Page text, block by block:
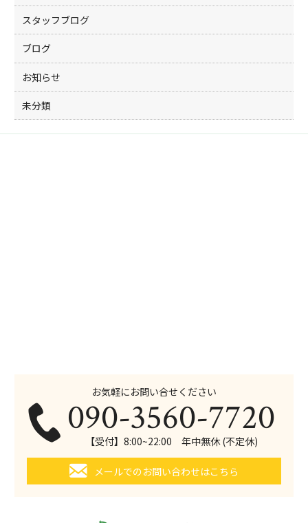
スタッフブログ
ブログ
お知らせ
未分類
お気軽にお問い合せください
090-3560-7720
【受付】8:00~22:00 年中無休 (不定休)
メールでのお問い合わせはこちら